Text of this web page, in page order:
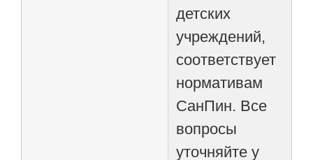
детских
учреждений,
соответствует
нормативам
СанПин. Все
вопросы
уточняйте у